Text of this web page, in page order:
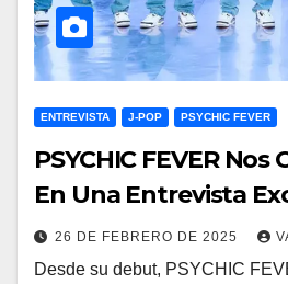
ENTREVISTA J-POP PSYCHIC FEVER
PSYCHIC FEVER
En Una Entrevista
26 DE FEBRERO DE 2025
Desde su debut, PSYCHIC